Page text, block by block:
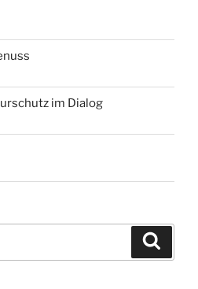
im Dialog